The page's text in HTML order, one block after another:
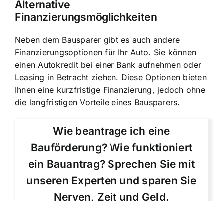
Alternative
Finanzierungsmöglichkeiten
Neben dem Bausparer gibt es auch andere
Finanzierungsoptionen für Ihr Auto. Sie können
einen Autokredit bei einer Bank aufnehmen oder
Leasing in Betracht ziehen. Diese Optionen bieten
Ihnen eine kurzfristige Finanzierung, jedoch ohne
die langfristigen Vorteile eines Bausparers.
Wie beantrage ich eine
Bauförderung? Wie funktioniert
ein Bauantrag? Sprechen Sie mit
unseren Experten und sparen Sie
Nerven, Zeit und Geld.